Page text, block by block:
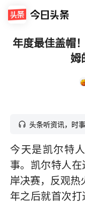
年度最佳盖帽
姆
头条听资讯，时
今天是凯尔特
事。凯尔特人
岸决赛，反观
年之后就首次